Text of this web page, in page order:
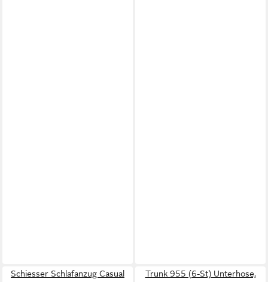
Schiesser Schlafanzug Casual
Trunk 955 (6-St) Unterhose,